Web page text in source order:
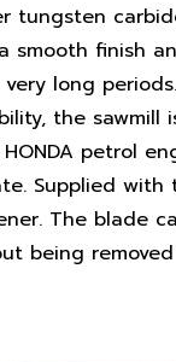
tungsten
smooth finish
long
the sawmill
petrol
Supplied with
The blade
being